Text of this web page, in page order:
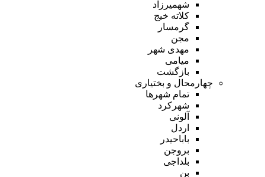
شهمیرزاد
کلاته خیج
گرمسار
مجن
مهدی شهر
میامی
بازگشت
چهارمحال و بختیاری
تمام شهر‌ها
شهرکرد
آلونی
اردل
باباحیدر
بروجن
بلداجی
بن